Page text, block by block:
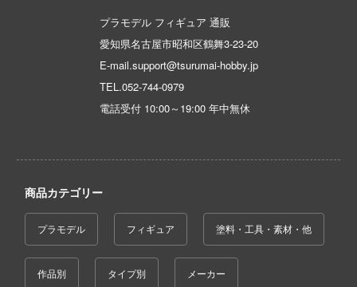
MISSIONS (サーティ ミニッツ ミッ
バード
プラモデル フィギュア 通販
愛知県名古屋市昭和区鶴舞3-23-20
E-mail.support@tsurumai-hobby.jp
TEL.052-744-0979
電話受付 10:00～19:00 年中無休
商品カテゴリー
プラモデル フィギュア 塗料・工具・素材・他
作品別 タイプ別 メーカー